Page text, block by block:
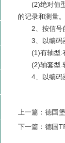
(2)绝对值型:
的记录和测量。
2、按信号的
3、以编码
(1)有轴型:有
(2)轴套型:轴
4、以编码器
上一篇： 德国
下一篇： 德国